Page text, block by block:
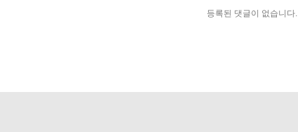
등록된 댓글이 없습니다.